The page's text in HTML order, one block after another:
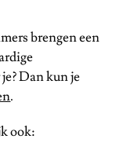
brengen een
Dan kun je
.
ook: